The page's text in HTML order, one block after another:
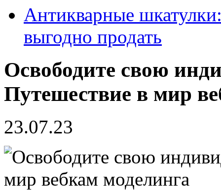
Антикварные
выгодно продать
Освободите свою
Путешествие в мир
23.07.23